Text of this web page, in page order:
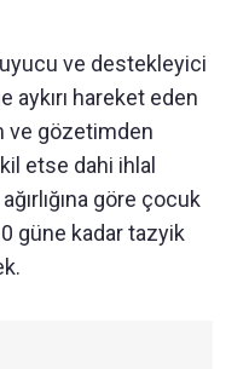
ve destekleyici
aykırı hareket eden
ve gözetimden
etse dahi ihlal
göre çocuk
güne kadar tazyik